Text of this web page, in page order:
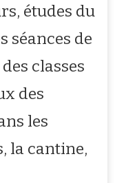
études du
séances de
classes
des
les
la cantine,